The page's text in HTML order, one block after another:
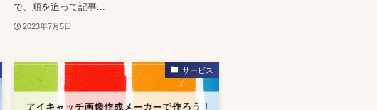
で、順を追って記事...
2023年7月5日
サービス